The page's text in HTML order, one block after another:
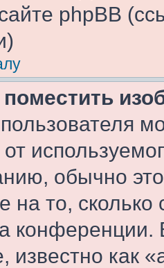
phpBB
поместить
обычно это
на то,
известно как